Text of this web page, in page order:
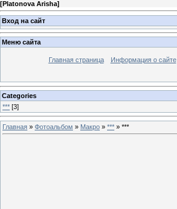
[Platonova Arisha]
Вход на сайт
Меню сайта
Главная страница Информация о сайте
Categories
*** [3]
Главная » Фотоальбом » Макро » *** » ***